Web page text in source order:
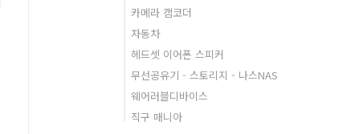
카메라 캠코더
자동차
헤드셋 이어폰 스피커
무선공유기 - 스토리지 - 나스NAS
웨어러블디바이스
직구 매니아